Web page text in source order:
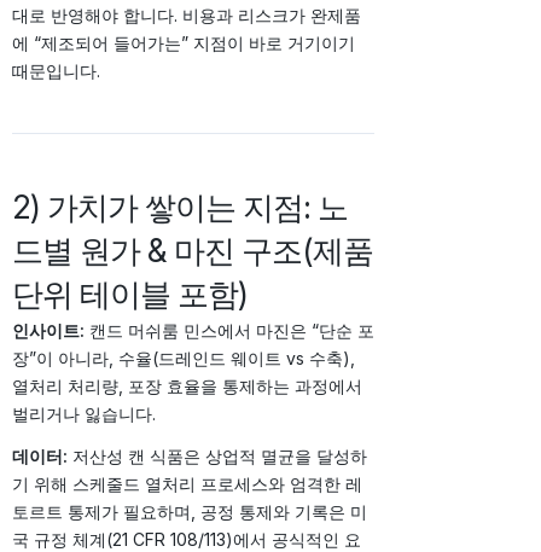
대로 반영해야 합니다. 비용과 리스크가 완제품
에 “제조되어 들어가는” 지점이 바로 거기이기
때문입니다.
2) 가치가 쌓이는 지점: 노
드별 원가 & 마진 구조(제품
단위 테이블 포함)
인사이트: 캔드 머쉬룸 민스에서 마진은 “단순 포
장”이 아니라, 수율(드레인드 웨이트 vs 수축),
열처리 처리량, 포장 효율을 통제하는 과정에서
벌리거나 잃습니다.
데이터: 저산성 캔 식품은 상업적 멸균을 달성하
기 위해 스케줄드 열처리 프로세스와 엄격한 레
토르트 통제가 필요하며, 공정 통제와 기록은 미
국 규정 체계(21 CFR 108/113)에서 공식적인 요